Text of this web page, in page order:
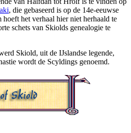
, die gebaseerd is op de 14e-eeuwse
hoeft het verhaal hier niet herhaald te
schets van Skiolds genealogie te
Skiold, uit de IJslandse legende,
wordt de Scyldings genoemd.